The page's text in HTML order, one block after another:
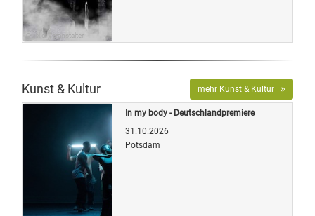
Quelle: Veranstalter
Kunst & Kultur mehr Kunst & Kultur
In my body - Deutschlandpremiere
31.10.2026
Potsdam